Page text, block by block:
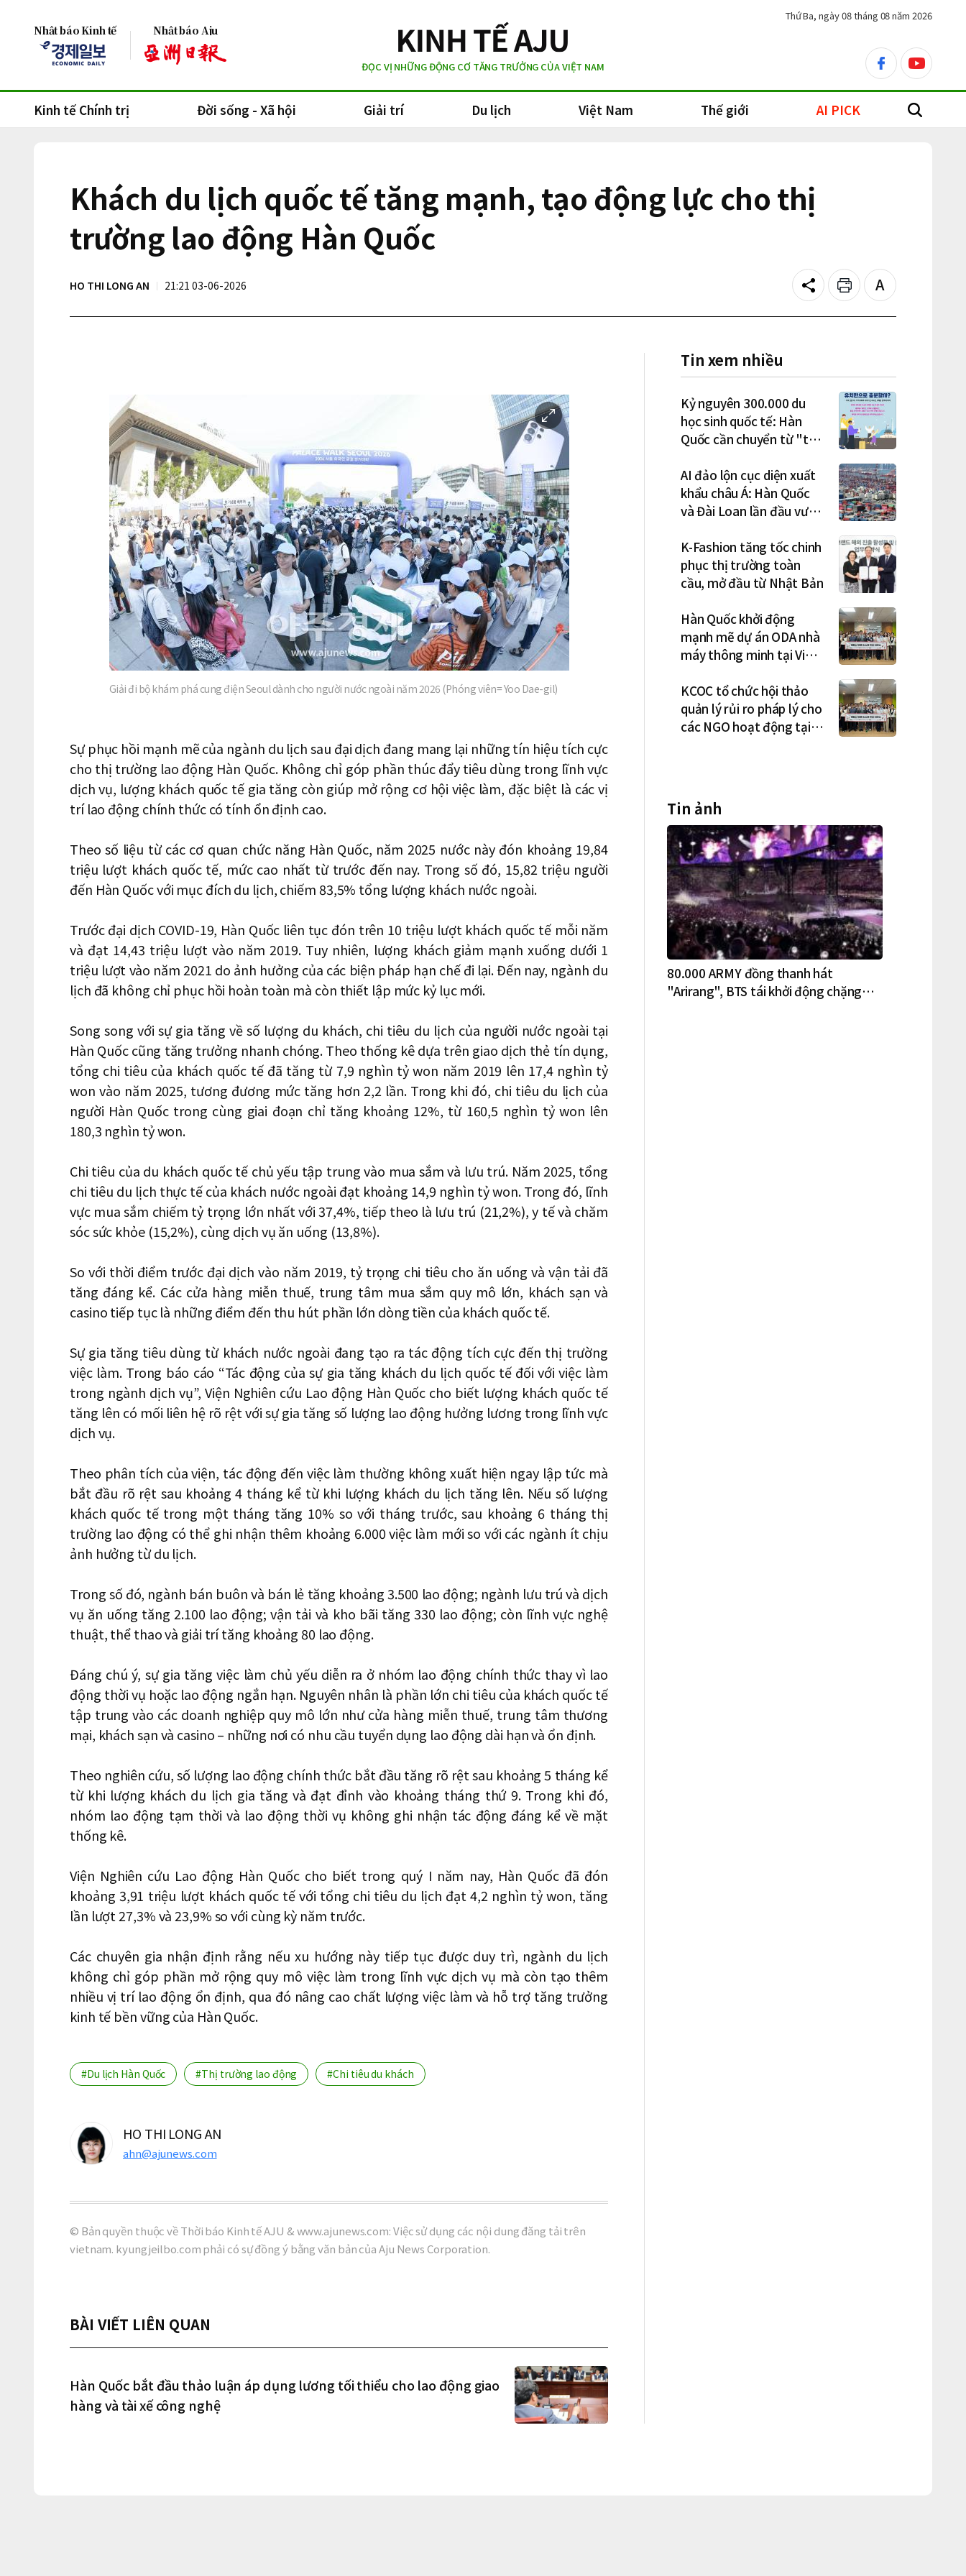
Nhật báo Kinh tế Nhật báo Aju
ĐỌC VỊ NHỮNG ĐỘNG CƠ TĂNG TRƯỞNG CỦA VIỆT NAM
facebookyoutube
Thứ Ba, ngày 08 tháng 08 năm 2026
Kinh tế Chính trị Đời sống - Xã hội Giải trí Du lịch Việt Nam Thế giới AI PICK search
Khách du lịch quốc tế tăng mạnh, tạo động lực cho thị
trường lao động Hàn Quốc
HO THI LONG AN 21:21 03-06-2026 Share Print
Text
size
이
미
확
대
Giải đi bộ khám phá cung điện Seoul dành cho người nước ngoài năm 2026 (Phóng viên= Yoo Dae-gil)
Sự phục hồi mạnh mẽ của ngành du lịch sau đại dịch đang mang lại những tín hiệu tích cực
cho thị trường lao động Hàn Quốc. Không chỉ góp phần thúc đẩy tiêu dùng trong lĩnh vực
dịch vụ, lượng khách quốc tế gia tăng còn giúp mở rộng cơ hội việc làm, đặc biệt là các vị
trí lao động chính thức có tính ổn định cao.
Theo số liệu từ các cơ quan chức năng Hàn Quốc, năm 2025 nước này đón khoảng 19,84
triệu lượt khách quốc tế, mức cao nhất từ trước đến nay. Trong số đó, 15,82 triệu người
đến Hàn Quốc với mục đích du lịch, chiếm 83,5% tổng lượng khách nước ngoài.
Trước đại dịch COVID-19, Hàn Quốc liên tục đón trên 10 triệu lượt khách quốc tế mỗi năm
và đạt 14,43 triệu lượt vào năm 2019. Tuy nhiên, lượng khách giảm mạnh xuống dưới 1
triệu lượt vào năm 2021 do ảnh hưởng của các biện pháp hạn chế đi lại. Đến nay, ngành du
lịch đã không chỉ phục hồi hoàn toàn mà còn thiết lập mức kỷ lục mới.
Song song với sự gia tăng về số lượng du khách, chi tiêu du lịch của người nước ngoài tại
Hàn Quốc cũng tăng trưởng nhanh chóng. Theo thống kê dựa trên giao dịch thẻ tín dụng,
tổng chi tiêu của khách quốc tế đã tăng từ 7,9 nghìn tỷ won năm 2019 lên 17,4 nghìn tỷ
won vào năm 2025, tương đương mức tăng hơn 2,2 lần. Trong khi đó, chi tiêu du lịch của
người Hàn Quốc trong cùng giai đoạn chỉ tăng khoảng 12%, từ 160,5 nghìn tỷ won lên
180,3 nghìn tỷ won.
Chi tiêu của du khách quốc tế chủ yếu tập trung vào mua sắm và lưu trú. Năm 2025, tổng
chi tiêu du lịch thực tế của khách nước ngoài đạt khoảng 14,9 nghìn tỷ won. Trong đó, lĩnh
vực mua sắm chiếm tỷ trọng lớn nhất với 37,4%, tiếp theo là lưu trú (21,2%), y tế và chăm
sóc sức khỏe (15,2%), cùng dịch vụ ăn uống (13,8%).
So với thời điểm trước đại dịch vào năm 2019, tỷ trọng chi tiêu cho ăn uống và vận tải đã
tăng đáng kể. Các cửa hàng miễn thuế, trung tâm mua sắm quy mô lớn, khách sạn và
casino tiếp tục là những điểm đến thu hút phần lớn dòng tiền của khách quốc tế.
Sự gia tăng tiêu dùng từ khách nước ngoài đang tạo ra tác động tích cực đến thị trường
việc làm. Trong báo cáo “Tác động của sự gia tăng khách du lịch quốc tế đối với việc làm
trong ngành dịch vụ”, Viện Nghiên cứu Lao động Hàn Quốc cho biết lượng khách quốc tế
tăng lên có mối liên hệ rõ rệt với sự gia tăng số lượng lao động hưởng lương trong lĩnh vực
dịch vụ.
Theo phân tích của viện, tác động đến việc làm thường không xuất hiện ngay lập tức mà
bắt đầu rõ rệt sau khoảng 4 tháng kể từ khi lượng khách du lịch tăng lên. Nếu số lượng
khách quốc tế trong một tháng tăng 10% so với tháng trước, sau khoảng 6 tháng thị
trường lao động có thể ghi nhận thêm khoảng 6.000 việc làm mới so với các ngành ít chịu
ảnh hưởng từ du lịch.
Trong số đó, ngành bán buôn và bán lẻ tăng khoảng 3.500 lao động; ngành lưu trú và dịch
vụ ăn uống tăng 2.100 lao động; vận tải và kho bãi tăng 330 lao động; còn lĩnh vực nghệ
thuật, thể thao và giải trí tăng khoảng 80 lao động.
Đáng chú ý, sự gia tăng việc làm chủ yếu diễn ra ở nhóm lao động chính thức thay vì lao
động thời vụ hoặc lao động ngắn hạn. Nguyên nhân là phần lớn chi tiêu của khách quốc tế
tập trung vào các doanh nghiệp quy mô lớn như cửa hàng miễn thuế, trung tâm thương
mại, khách sạn và casino – những nơi có nhu cầu tuyển dụng lao động dài hạn và ổn định.
Theo nghiên cứu, số lượng lao động chính thức bắt đầu tăng rõ rệt sau khoảng 5 tháng kể
từ khi lượng khách du lịch gia tăng và đạt đỉnh vào khoảng tháng thứ 9. Trong khi đó,
nhóm lao động tạm thời và lao động thời vụ không ghi nhận tác động đáng kể về mặt
thống kê.
Viện Nghiên cứu Lao động Hàn Quốc cho biết trong quý I năm nay, Hàn Quốc đã đón
khoảng 3,91 triệu lượt khách quốc tế với tổng chi tiêu du lịch đạt 4,2 nghìn tỷ won, tăng
lần lượt 27,3% và 23,9% so với cùng kỳ năm trước.
Các chuyên gia nhận định rằng nếu xu hướng này tiếp tục được duy trì, ngành du lịch
không chỉ góp phần mở rộng quy mô việc làm trong lĩnh vực dịch vụ mà còn tạo thêm
nhiều vị trí lao động ổn định, qua đó nâng cao chất lượng việc làm và hỗ trợ tăng trưởng
kinh tế bền vững của Hàn Quốc.
#Du lịch Hàn Quốc #Thị trường lao động #Chi tiêu du khách
HO THI LONG AN
ahn@ajunews.com
© Bản quyền thuộc về Thời báo Kinh tế AJU & www.ajunews.com: Việc sử dụng các nội dung đăng tải trên
vietnam. kyungjeilbo.com phải có sự đồng ý bằng văn bản của Aju News Corporation.
BÀI VIẾT LIÊN QUAN
Hàn Quốc bắt đầu thảo luận áp dụng lương tối thiểu cho lao động giao
hàng và tài xế công nghệ
Tin xem nhiều
Kỷ nguyên 300.000 du
học sinh quốc tế: Hàn
Quốc cần chuyển từ "thu
việc làm – định cư"
AI đảo lộn cục diện xuất
khẩu châu Á: Hàn Quốc
và Đài Loan lần đầu vượt
K-Fashion tăng tốc chinh
phục thị trường toàn
cầu, mở đầu từ Nhật Bản
Hàn Quốc khởi động
mạnh mẽ dự án ODA nhà
máy thông minh tại Việt
phối ở Hà Nội
KCOC tổ chức hội thảo
quản lý rủi ro pháp lý cho
các NGO hoạt động tại
Tin ảnh
80.000 ARMY đồng thanh hát
"Arirang", BTS tái khởi động chặng